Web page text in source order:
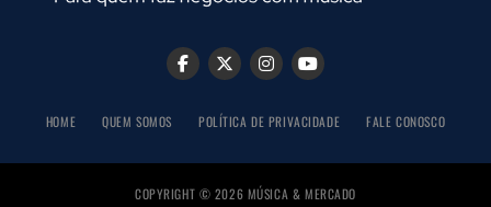
HOME QUEM SOMOS POLÍTICA DE PRIVACIDADE FALE CONOSCO
COPYRIGHT © 2026 MÚSICA & MERCADO